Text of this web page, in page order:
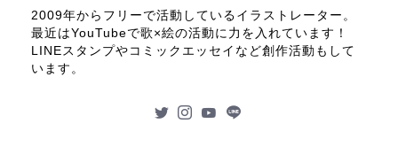
2009年からフリーで活動しているイラストレーター。
最近はYouTubeで歌×絵の活動に力を入れています！
LINEスタンプやコミックエッセイなど創作活動もして
います。